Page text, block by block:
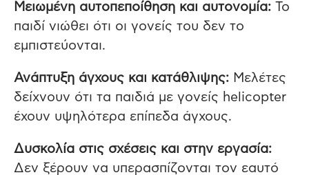
Μειωμένη αυτοπεποίθηση και αυτονομία: Το
παιδί νιώθει ότι οι γονείς του δεν το
εμπιστεύονται.
Ανάπτυξη άγχους και κατάθλιψης: Μελέτες
δείχνουν ότι τα παιδιά με γονείς helicopter
έχουν υψηλότερα επίπεδα άγχους.
Δυσκολία στις σχέσεις και στην εργασία:
Δεν ξέρουν να υπερασπίζονται τον εαυτό